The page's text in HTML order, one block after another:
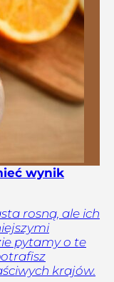
wynik
rosną, ale ich
pytamy o te
krajów.